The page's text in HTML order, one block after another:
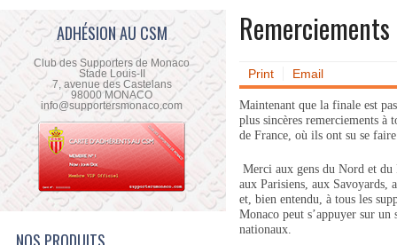
ADHÉSION AU CSM
Club des Supporters de Monaco
Stade Louis-II
7, avenue des Castelans
98000 MONACO
info@supportersmonaco.com
Print Email
Maintenant que la finale est
plus sincères remerciements à
de France, où ils ont su se
Merci aux gens du Nord et
aux Parisiens, aux Savoyards,
et, bien entendu, à tous les
Monaco peut s’appuyer sur
nationaux.